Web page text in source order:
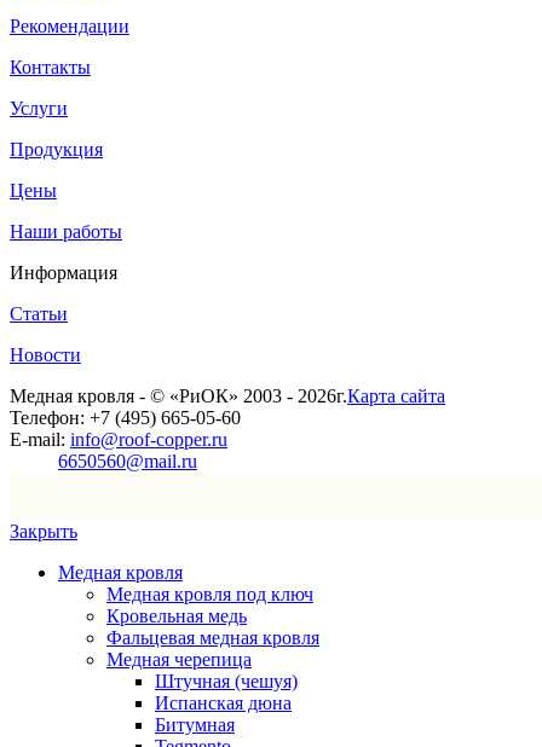
Рекомендации
Контакты
Услуги
Продукция
Цены
Наши работы
Информация
Статьи
Новости
Медная кровля - © «РиОК» 2003 - 2026г.Карта сайта
Телефон: +7 (495) 665-05-60
E-mail: info@roof-copper.ru
6650560@mail.ru
Закрыть
Медная кровля
Медная кровля под ключ
Кровельная медь
Фальцевая медная кровля
Медная черепица
Штучная (чешуя)
Испанская дюна
Битумная